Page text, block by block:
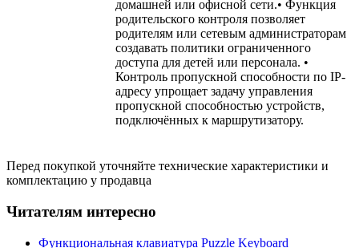
домашней или офисной сети.• Функция
родительского контроля позволяет
родителям или сетевым администраторам
создавать политики ограниченного
доступа для детей или персонала. •
Контроль пропускной способности по IP-
адресу упрощает задачу управления
пропускной способностью устройств,
подключённых к маршрутизатору.
Перед покупкой уточняйте технические характеристики и
комплектацию у продавца
Читателям интересно
Функциональная клавиатура Puzzle Keyboard